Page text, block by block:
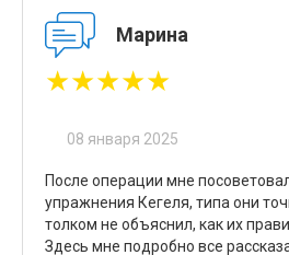
Марина
★★★★★
08 января 2025
После операции мне
упражнения Кегеля, типа они
толком не объяснил, как их
Здесь мне подробно все